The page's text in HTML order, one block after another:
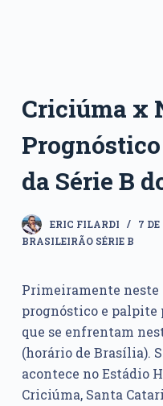
Criciúma x
Prognóstico
da Série B
ERIC FILARDI
7
BRASILEIRÃO SÉRIE B
Primeiramente
prognóstico e palpite
que se enfrentam
(horário de Brasília).
acontece no Estádio
Criciúma, Santa